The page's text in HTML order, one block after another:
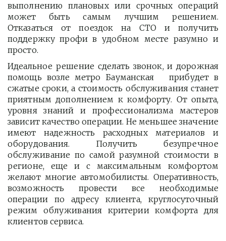
выполнению плановых или срочных операций
может быть самым лучшим решением.
Отказаться от поездок на СТО и получить
поддержку профи в удобном месте разумно и
просто.
Идеальное решение сделать звонок, и дорожная
помощь возле метро Бауманская прибудет в
сжатые сроки, а стоимость обслуживания станет
приятным дополнением к комфорту. От опыта,
уровня знаний и профессионализма мастеров
зависит качество операции. Не меньшее значение
имеют надежность расходных материалов и
оборудования. Получить безупречное
обслуживание по самой разумной стоимости в
регионе, еще и с максимальным комфортом
желают многие автомобилисты. Оперативность,
возможность провести все необходимые
операции по адресу клиента, круглосуточный
режим облуживания критерии комфорта для
клиентов сервиса.